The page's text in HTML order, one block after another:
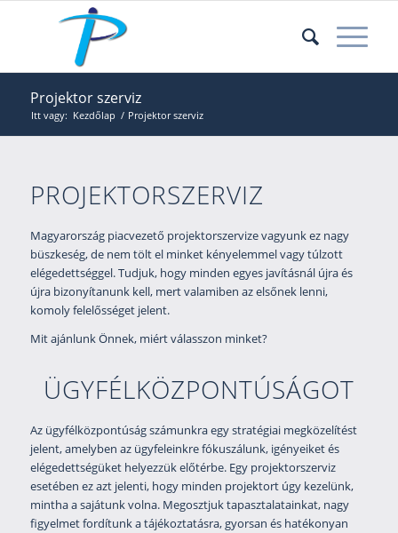
Projektor szerviz
Itt vagy: Kezdőlap / Projektor szerviz
PROJEKTORSZERVIZ
Magyarország piacvezető projektorszervize vagyunk ez nagy
büszkeség, de nem tölt el minket kényelemmel vagy túlzott
elégedettséggel. Tudjuk, hogy minden egyes javításnál újra és
újra bizonyítanunk kell, mert valamiben az elsőnek lenni,
komoly felelősséget jelent.
Mit ajánlunk Önnek, miért válasszon minket?
ÜGYFÉLKÖZPONTÚSÁGOT
Az ügyfélközpontúság számunkra egy stratégiai megközelítést
jelent, amelyben az ügyfeleinkre fókuszálunk, igényeiket és
elégedettségüket helyezzük előtérbe. Egy projektorszerviz
esetében ez azt jelenti, hogy minden projektort úgy kezelünk,
mintha a sajátunk volna. Megosztjuk tapasztalatainkat, nagy
figyelmet fordítunk a tájékoztatásra, gyorsan és hatékonyan